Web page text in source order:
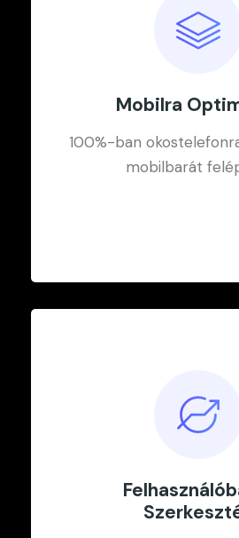
Letisztult
Mobilra
100%-ban
mobilbarát